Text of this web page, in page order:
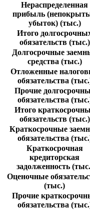
Нераспределенная
прибыль
убыток) (тыс.)
Итого
обязательств (тыс.)
Долгосрочные
средства (тыс.)
Отложенные
обязательства
Прочие
обязательства
Итого
обязательств (тыс.)
Краткосрочные
обязательства
Краткосрочная
кредиторская
задолженность
Оценочные
(тыс.)
Прочие
обязательства